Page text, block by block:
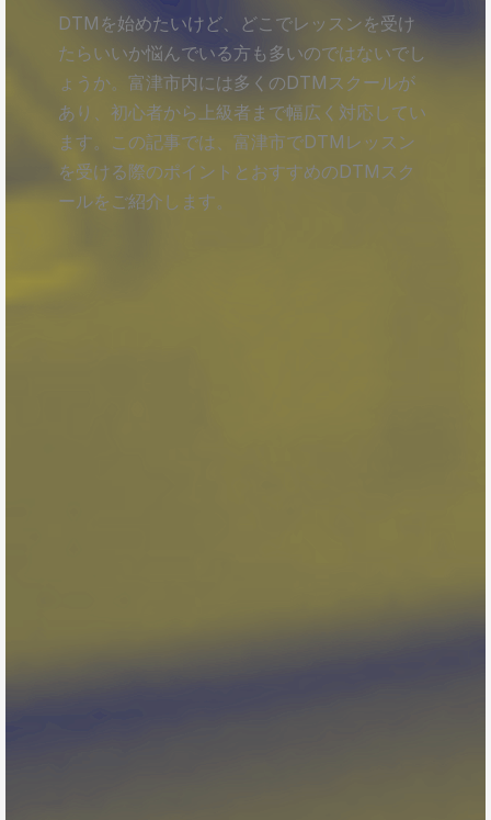
DTMを始めたいけど、どこでレッスンを受け
たらいいか悩んでいる方も多いのではないでし
ょうか。富津市内には多くのDTMスクールが
あり、初心者から上級者まで幅広く対応してい
ます。この記事では、富津市でDTMレッスン
を受ける際のポイントとおすすめのDTMスク
ールをご紹介します。